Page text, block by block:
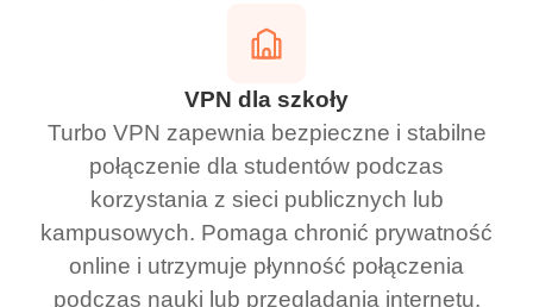
VPN dla szkoły
Turbo VPN zapewnia bezpieczne i stabilne
połączenie dla studentów podczas
korzystania z sieci publicznych lub
kampusowych. Pomaga chronić prywatność
online i utrzymuje płynność połączenia
podczas nauki lub przeglądania internetu.